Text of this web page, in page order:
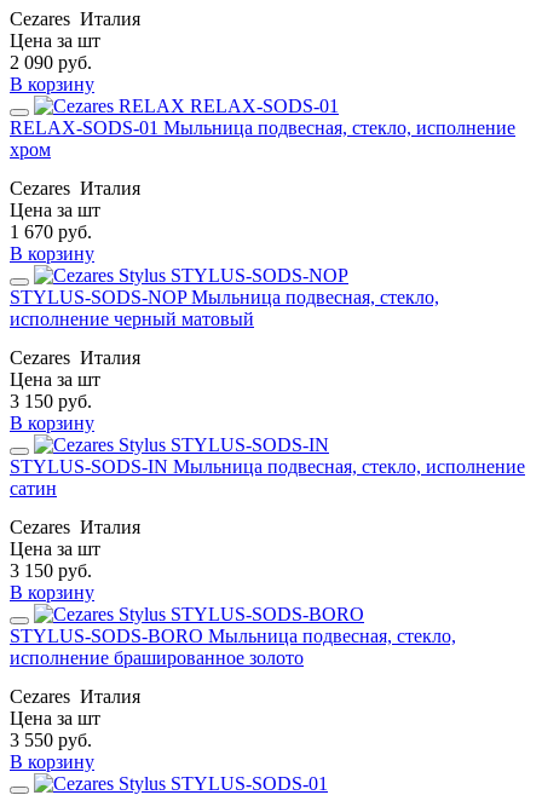
Cezares Италия
Цена за шт
2 090 руб.
В корзину
RELAX-SODS-01 Мыльница подвесная, стекло, исполнение
хром
Cezares Италия
Цена за шт
1 670 руб.
В корзину
STYLUS-SODS-NOP Мыльница подвесная, стекло,
исполнение черный матовый
Cezares Италия
Цена за шт
3 150 руб.
В корзину
STYLUS-SODS-IN Мыльница подвесная, стекло, исполнение
сатин
Cezares Италия
Цена за шт
3 150 руб.
В корзину
STYLUS-SODS-BORO Мыльница подвесная, стекло,
исполнение брашированное золото
Cezares Италия
Цена за шт
3 550 руб.
В корзину